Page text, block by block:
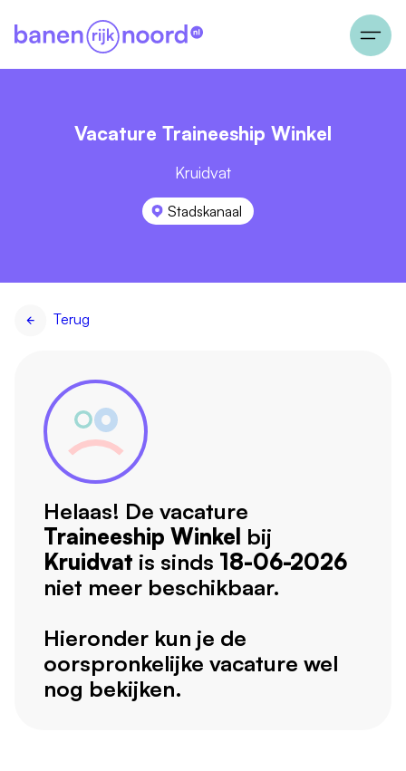
Vacature Traineeship Winkel
Kruidvat
Stadskanaal
Terug
Helaas! De vacature
Traineeship Winkel bij
Kruidvat is sinds 18-06-2026
niet meer beschikbaar.
Hieronder kun je de
oorspronkelijke vacature wel
nog bekijken.